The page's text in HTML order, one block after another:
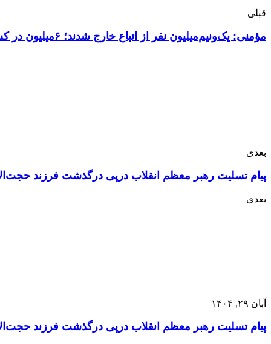
قبلی
مؤمنی: یک‌ونیم‌میلیون نفر از اتباع خارج شدند؛ ۶میلیون در کشور هستند
بعدی
پیام تسلیت رهبر معظم انقلاب درپی درگذشت فرزند
بعدی
آبان ۲۹, ۱۴۰۴
پیام تسلیت رهبر معظم انقلاب درپی درگذشت فرزند